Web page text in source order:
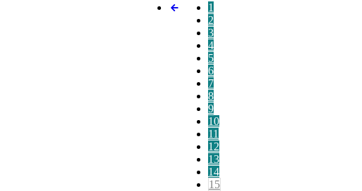
1
2
3
4
5
6
7
8
9
10
11
12
13
14
15